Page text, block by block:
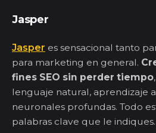
Jasper
Jasper es sensacional tanto
para marketing en general.
fines SEO sin perder tiempo
lenguaje natural, aprendizaje
neuronales profundas. Todo
palabras clave que le indiques.